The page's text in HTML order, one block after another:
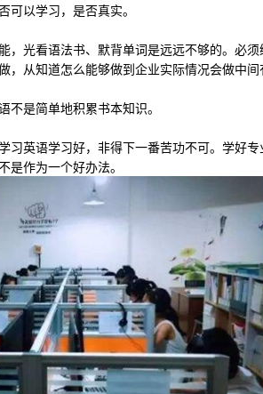
以学习，是否真实。
光看语法书、默背单词是远远不够的。必须
从知道怎么能够做到企业实际情况会做中间
是简单地积累书本知识。
英语学习好，非得下一番苦功不可。学好专
作为一个好办法。